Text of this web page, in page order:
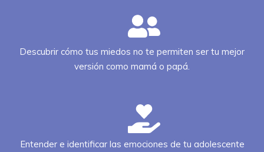
Descubrir cómo tus miedos no te permiten ser tu mejor
versión como mamá o papá.
Entender e identificar las emociones de tu adolescente